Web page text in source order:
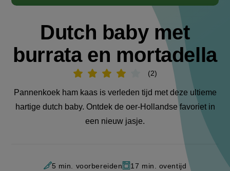
Dutch baby met
burrata en mortadella
2
Beoordeel
'Dutch
baby
met
burrata
mortadella'
Pannenkoek ham kaas is verleden tijd met deze ultieme
hartige dutch baby. Ontdek de oer-Hollandse favoriet in
een nieuw jasje.
5 min. voorbereiden 17 min. oventijd